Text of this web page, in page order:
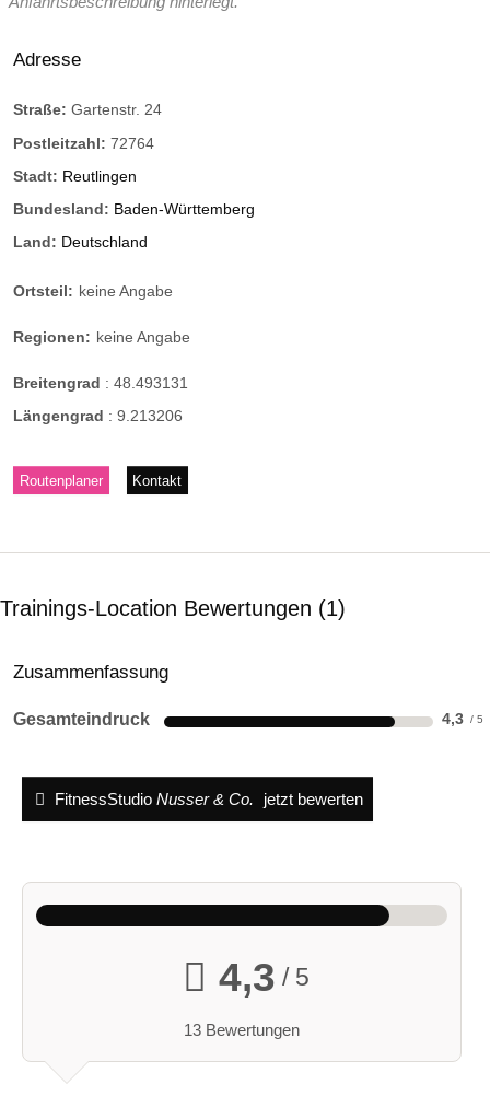
Adresse
Straße: Gartenstr. 24
Postleitzahl: 72764
Stadt: Reutlingen
Bundesland: Baden-Württemberg
Land: Deutschland
Ortsteil: keine Angabe
Regionen: keine Angabe
Breitengrad : 48.493131
Längengrad : 9.213206
Routenplaner Kontakt
Trainings-Location Bewertungen 1
Zusammenfassung
Gesamteindruck 4,3
FitnessStudio Nusser & Co. jetzt bewerten
4,3 / 5
13 Bewertungen